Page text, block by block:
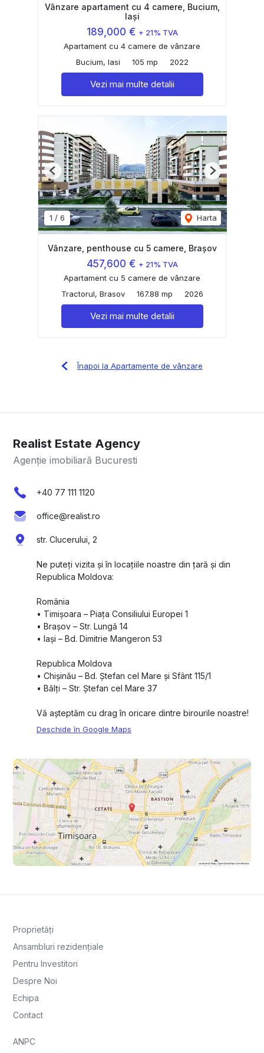
Vânzare apartament cu 4 camere, Bucium,
Iași
189,000 € + 21% TVA
Apartament cu 4 camere de vânzare
Bucium, Iasi
105 mp 2022
Vezi mai multe detalii
1 / 6 Harta
Previous Next
Vânzare, penthouse cu 5 camere, Brașov
457,600 € + 21% TVA
Apartament cu 5 camere de vânzare
Tractorul, Brasov
167.88 mp 2026
Vezi mai multe detalii
Înapoi la Apartamente de vânzare
Realist Estate Agency
Agenție imobiliară Bucuresti
+40 77 111 1120
office@realist.ro
str. Clucerului, 2
Ne puteți vizita și în locațiile noastre din țară și din
Republica Moldova:
România
•⁠ ⁠Timișoara – Piața Consiliului Europei 1
•⁠ ⁠Brașov – Str. Lungă 14
•⁠ ⁠Iași – Bd. Dimitrie Mangeron 53
Republica Moldova
•⁠ ⁠Chișinău – Bd. Ștefan cel Mare și Sfânt 115/1
•⁠ ⁠Bălți – Str. Ștefan cel Mare 37
Vă așteptăm cu drag în oricare dintre birourile noastre!
Deschide în Google Maps
Proprietăți
Ansambluri rezidențiale
Pentru Investitori
Despre Noi
Echipa
Contact
ANPC